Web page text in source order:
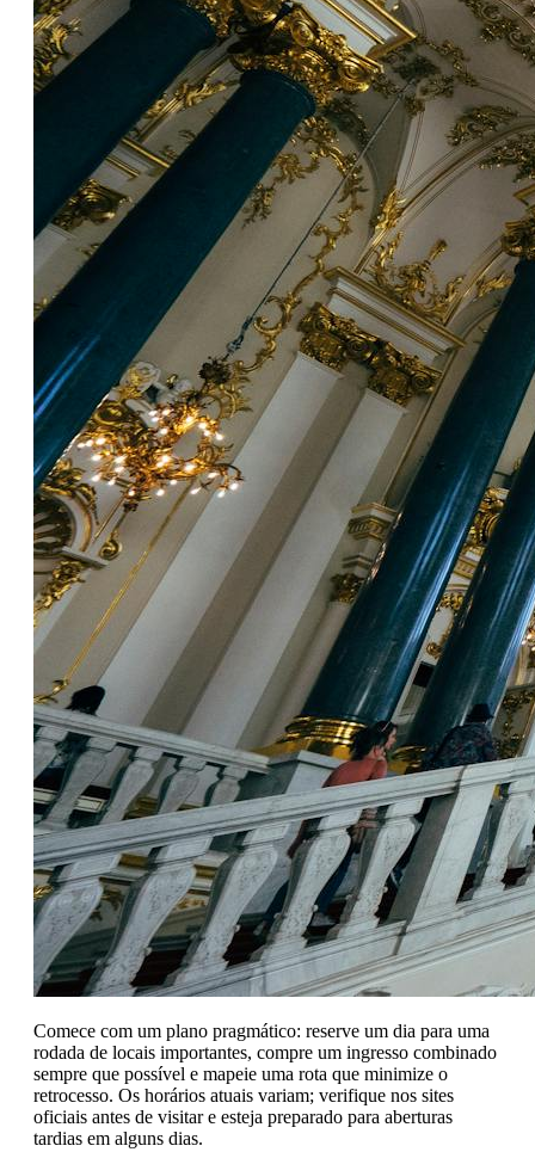
Comece com um plano pragmático: reserve um dia para uma
rodada de locais importantes, compre um ingresso combinado
sempre que possível e mapeie uma rota que minimize o
retrocesso. Os horários atuais variam; verifique nos sites
oficiais antes de visitar e esteja preparado para aberturas
tardias em alguns dias.